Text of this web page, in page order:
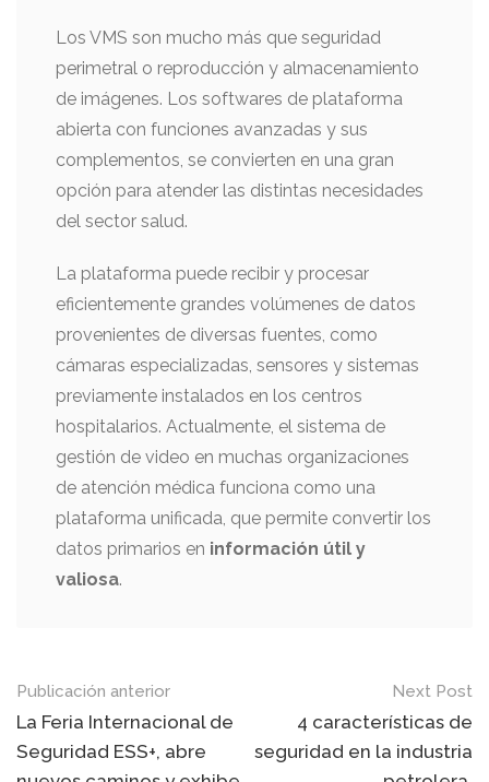
Los VMS son mucho más que seguridad
perimetral o reproducción y almacenamiento
de imágenes. Los softwares de plataforma
abierta con funciones avanzadas y sus
complementos, se convierten en una gran
opción para atender las distintas necesidades
del sector salud.
La plataforma puede recibir y procesar
eficientemente grandes volúmenes de datos
provenientes de diversas fuentes, como
cámaras especializadas, sensores y sistemas
previamente instalados en los centros
hospitalarios. Actualmente, el sistema de
gestión de video en muchas organizaciones
de atención médica funciona como una
plataforma unificada, que permite convertir los
datos primarios en información útil y
valiosa.
Mensaje
de
navegación
Publicación anterior
La Feria Internacional de
Seguridad ESS+, abre
Next Post
4 características de
seguridad en la industria